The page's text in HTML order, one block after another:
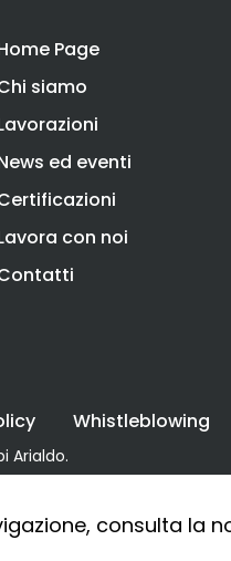
Page
siamo
ed eventi
con noi
Whistleblowing
Arialdo.
consulta la